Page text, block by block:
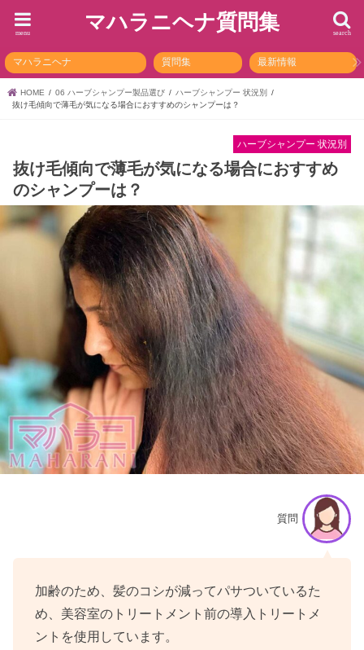
マハラニヘナ質問集 search
menu
マハラニヘナ 質問集 最新情報
HOME 06 ハーブシャンプー製品選び
ハーブシャンプー 状況別
抜け毛傾向で薄毛が気になる場合におすすめのシャンプーは？
ハーブシャンプー 状況別
抜け毛傾向で薄毛が気になる場合におすすめ
のシャンプーは？
質問
加齢のため、髪のコシが減ってパサついているた
め、美容室のトリートメント前の導入トリートメ
ントを使用しています。